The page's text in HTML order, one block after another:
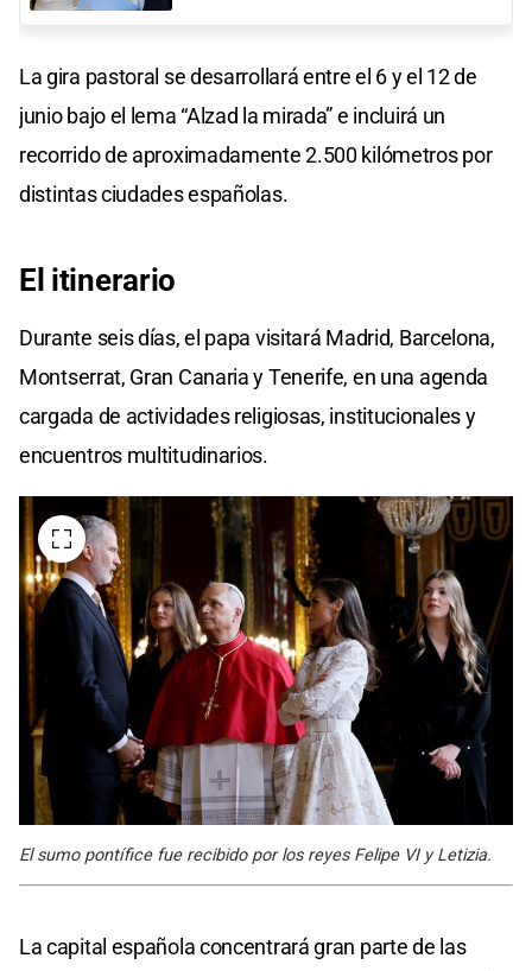
La gira pastoral se desarrollará entre el 6 y el 12 de
junio bajo el lema “Alzad la mirada” e incluirá un
recorrido de aproximadamente 2.500 kilómetros por
distintas ciudades españolas.
El itinerario
Durante seis días, el papa visitará Madrid, Barcelona,
Montserrat, Gran Canaria y Tenerife, en una agenda
cargada de actividades religiosas, institucionales y
encuentros multitudinarios.
El sumo pontífice fue recibido por los reyes Felipe VI y Letizia.
La capital española concentrará gran parte de las